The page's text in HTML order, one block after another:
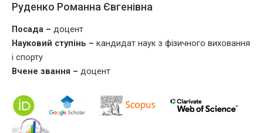
Руденко Романна Євгенівна
Посада – доцент
Науковий ступінь – кандидат наук з фізичного виховання
і спорту
Вчене звання – доцент